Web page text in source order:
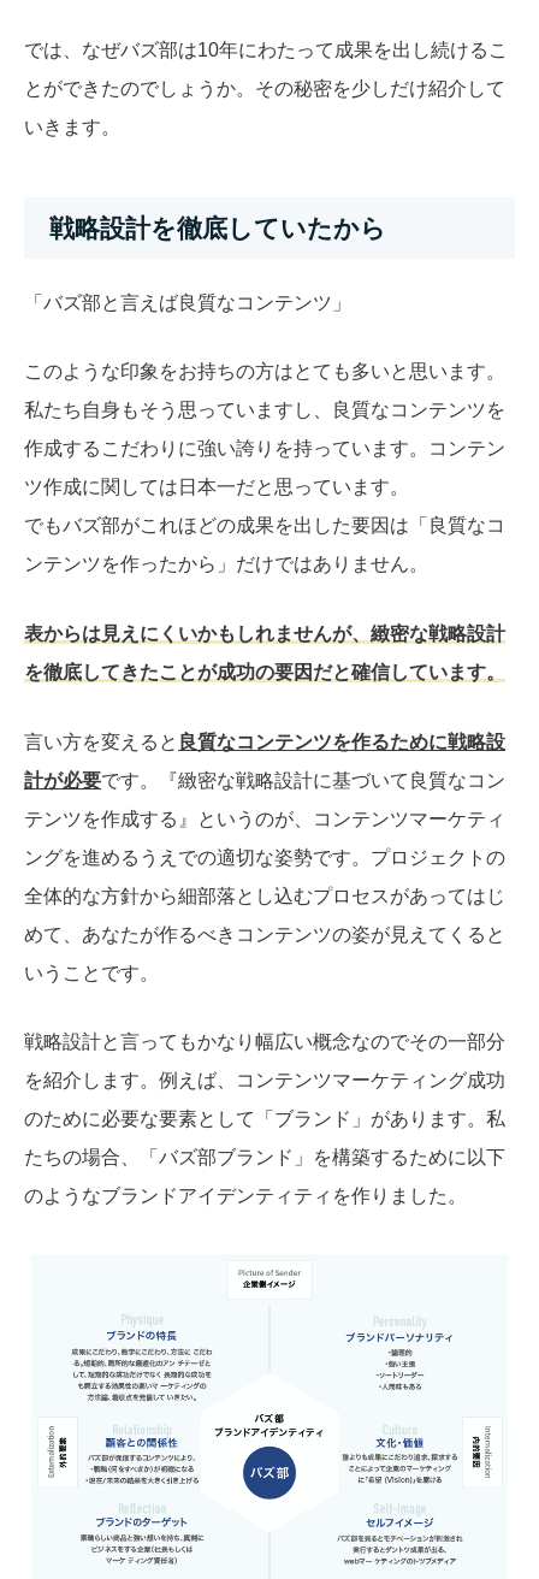
では、なぜバズ部は10年にわたって成果を出し続けるこ
とができたのでしょうか。その秘密を少しだけ紹介して
いきます。
戦略設計を徹底していたから
「バズ部と言えば良質なコンテンツ」
このような印象をお持ちの方はとても多いと思います。
私たち自身もそう思っていますし、良質なコンテンツを
作成するこだわりに強い誇りを持っています。コンテン
ツ作成に関しては日本一だと思っています。
でもバズ部がこれほどの成果を出した要因は「良質なコ
ンテンツを作ったから」だけではありません。
表からは見えにくいかもしれませんが、緻密な戦略設計
を徹底してきたことが成功の要因だと確信しています。
言い方を変えると 良質なコンテンツを作るために戦略設
計が必要です。『緻密な戦略設計に基づいて良質なコン
テンツを作成する』というのが、コンテンツマーケティ
ングを進めるうえでの適切な姿勢です。プロジェクトの
全体的な方針から細部落とし込むプロセスがあってはじ
めて、あなたが作るべきコンテンツの姿が見えてくると
いうことです。
戦略設計と言ってもかなり幅広い概念なのでその一部分
を紹介します。例えば、コンテンツマーケティング成功
のために必要な要素として「ブランド」があります。私
たちの場合、「バズ部ブランド」を構築するために以下
のようなブランドアイデンティティを作りました。